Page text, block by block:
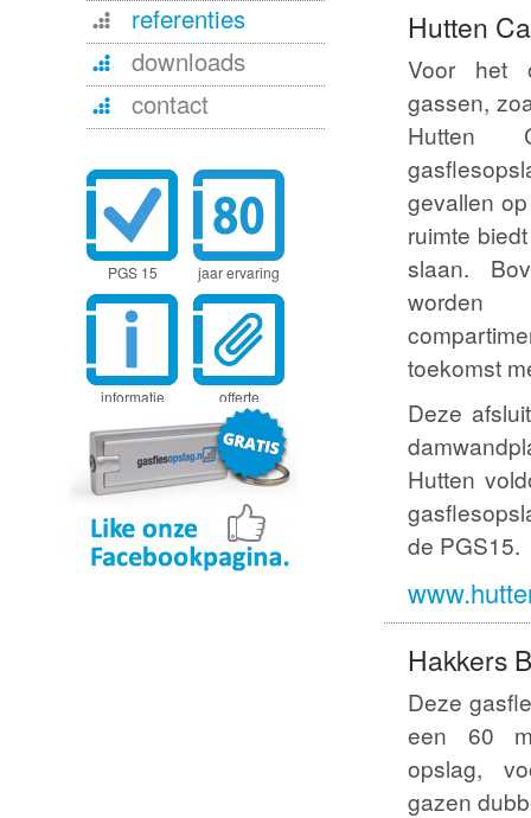
referenties
downloads
contact
PGS 15 jaar ervaring
informatie
offerte
aanvragen
Hutten
Voor het
gassen,
Hutten
gevallen
ruimte
slaan.
worden
toekomst
Deze
Hutten
de PGS15.
Hakkers
Deze
een 60
opslag,
gazen